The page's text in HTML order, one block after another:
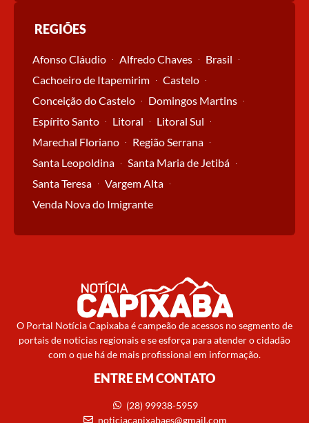
REGIÕES
Afonso Cláudio Alfredo Chaves
Brasil
Cachoeiro de Itapemirim
Castelo
Conceição do Castelo
Domingos Martins
Espírito Santo
Litoral
Litoral Sul
Marechal Floriano
Região Serrana
Santa Leopoldina
Santa Maria de Jetibá
Santa Teresa
Vargem Alta
Venda Nova do Imigrante
O Portal Notícia Capixaba é campeão de acessos no segmento de
portais de notícias regionais e se esforça para atender o cidadão
com o que há de mais profissional em informação.
ENTRE EM CONTATO
(28) 99938-5959
noticiacapixabaes@gmail.com